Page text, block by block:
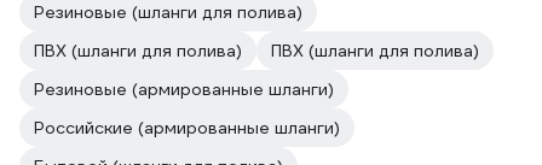
Резиновые (шланги для полива)
ПВХ (шланги для полива)
ПВХ (шланги для полива)
Резиновые (армированные шланги)
Российские (армированные шланги)